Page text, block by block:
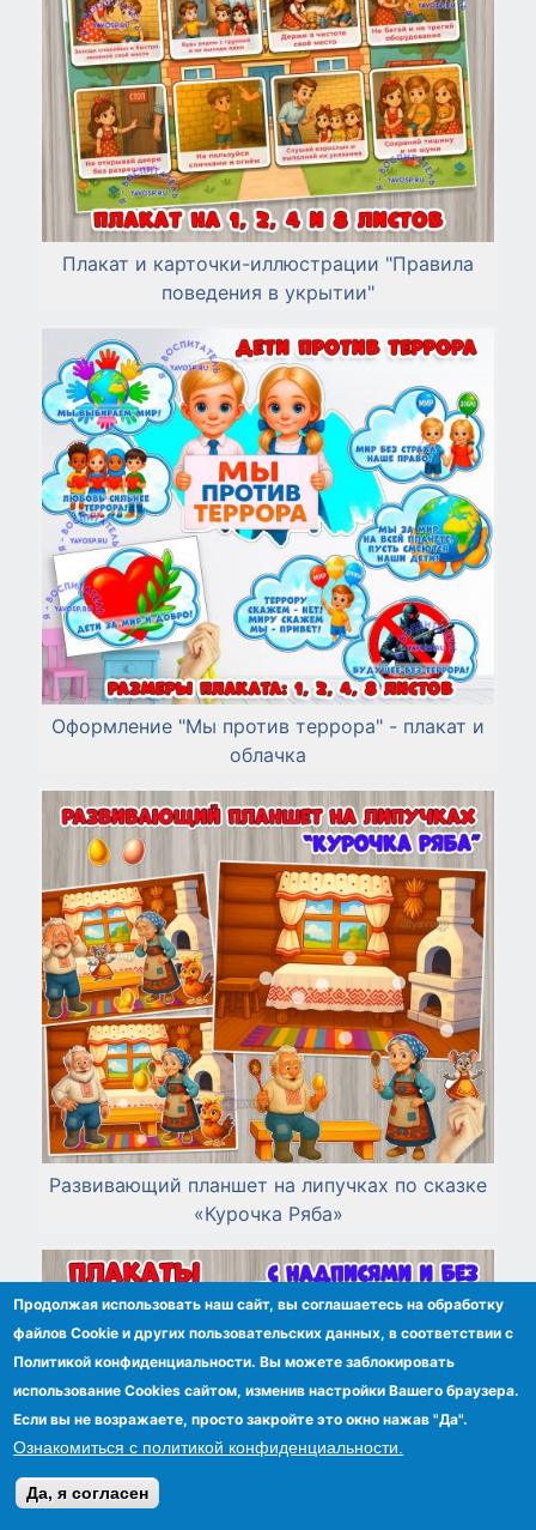
Плакат и карточки-иллюстрации "Правила
поведения в укрытии"
Оформление "Мы против террора" - плакат и
облачка
Развивающий планшет на липучках по сказке
«Курочка Ряба»
Продолжая использовать наш сайт, вы соглашаетесь на обработку
файлов Сookie и других пользовательских данных, в соответствии с
Политикой конфиденциальности. Вы можете заблокировать
использование Cookies сайтом, изменив настройки Вашего браузера.
Если вы не возражаете, просто закройте это окно нажав "Да".
Ознакомиться с политикой конфиденциальности.
Да, я согласен